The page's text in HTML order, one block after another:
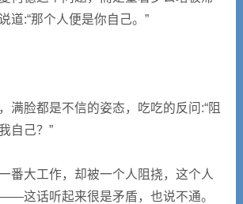
道:“那个人便是你自己。”
满脸都是不信的姿态，吃吃的反问:“阻
自己？”
番大工作，却被一个人阻挠，这个人
这话听起来很是矛盾，也说不通。